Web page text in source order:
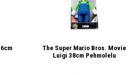
The Super Mario Bros. Movie
Luigi 38cm Pehmolelu